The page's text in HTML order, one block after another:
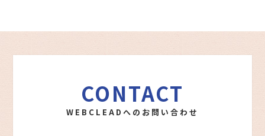
CONTACT
WEBCLEADへのお問い合わせ